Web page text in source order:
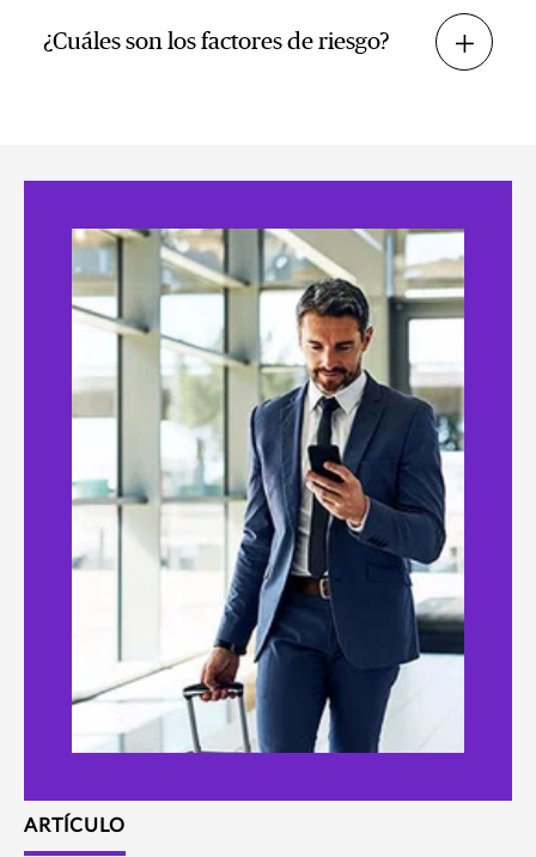
¿Cuáles son los factores de riesgo?
ARTÍCULO